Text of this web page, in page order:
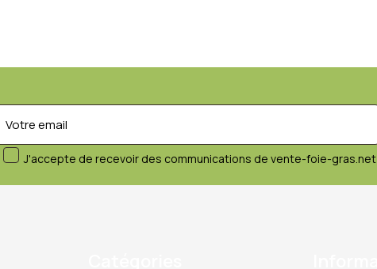
J'accepte de recevoir des communications de vente-foie-gras.net